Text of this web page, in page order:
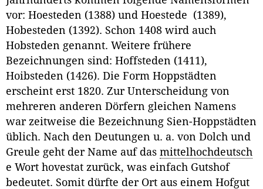
vor: Hoesteden (1388) und Hoestede (1389),
Hobesteden (1392). Schon 1408 wird auch
Hobsteden genannt. Weitere frühere
Bezeichnungen sind: Hoffsteden (1411),
Hoibsteden (1426). Die Form Hoppstädten
erscheint erst 1820. Zur Unterscheidung von
mehreren anderen Dörfern gleichen Namens
war zeitweise die Bezeichnung Sien-Hoppstädten
üblich. Nach den Deutungen u. a. von Dolch und
Greule geht der Name auf das mittelhochdeutsch
e Wort hovestat zurück, was einfach Gutshof
bedeutet. Somit dürfte der Ort aus einem Hofgut